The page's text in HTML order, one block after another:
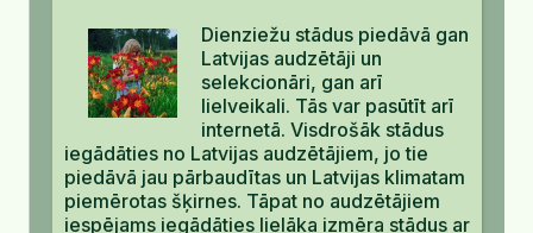
Dienziežu stādus piedāvā gan
Latvijas audzētāji un
selekcionāri, gan arī
lielveikali. Tās var pasūtīt arī
internetā. Visdrošāk stādus
iegādāties no Latvijas audzētājiem, jo tie
piedāvā jau pārbaudītas un Latvijas klimatam
piemērotas šķirnes. Tāpat no audzētājiem
iespējams iegādāties lielāka izmēra stādus ar